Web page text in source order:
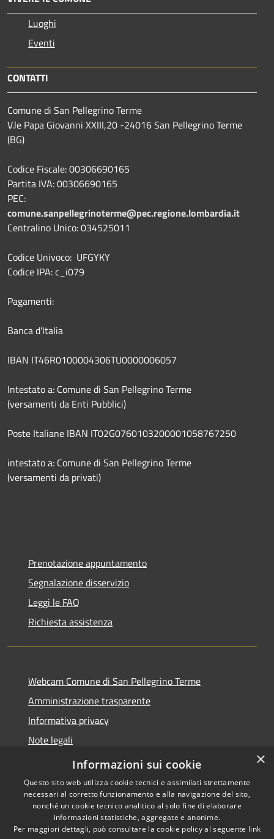
Luoghi
Eventi
CONTATTI
Comune di San Pellegrino Terme
V.le Papa Giovanni XXIII,20 -24016 San Pellegrino Terme
(BG)
Codice Fiscale: 00306690165
Partita IVA: 00306690165
PEC:
comune.sanpellegrinoterme@pec.regione.lombardia.it
Centralino Unico: 034525011
Codice Univoco: UFGYKY
Codice IPA: c_i079
Pagamenti:
Banca d'Italia
IBAN IT46R0100004306TU0000006057
Intestato a: Comune di San Pellegrino Terme
(versamenti da Enti Pubblici)
Poste Italiane IBAN IT02G0760103200001058767250
intestato a: Comune di San Pellegrino Terme
(versamenti da privati)
Prenotazione appuntamento
Segnalazione disservizio
Leggi le FAQ
Richiesta assistenza
Webcam Comune di San Pellegrino Terme
Amministrazione trasparente
Informativa privacy
Note legali
Dichiarazione di accessibilità
Copyright © 2026 • Comune di
San Pellegrino Terme •
×
Informazioni sui cookie
Questo sito web utilizza cookie tecnici e assimilati strettamente
necessari al corretto funzionamento e alla navigazione del sito,
nonché un cookie tecnico analitico al solo fine di elaborare
informazioni statistiche, aggregate e anonime.
Per maggiori dettagli, può consultare la cookie policy al seguente link